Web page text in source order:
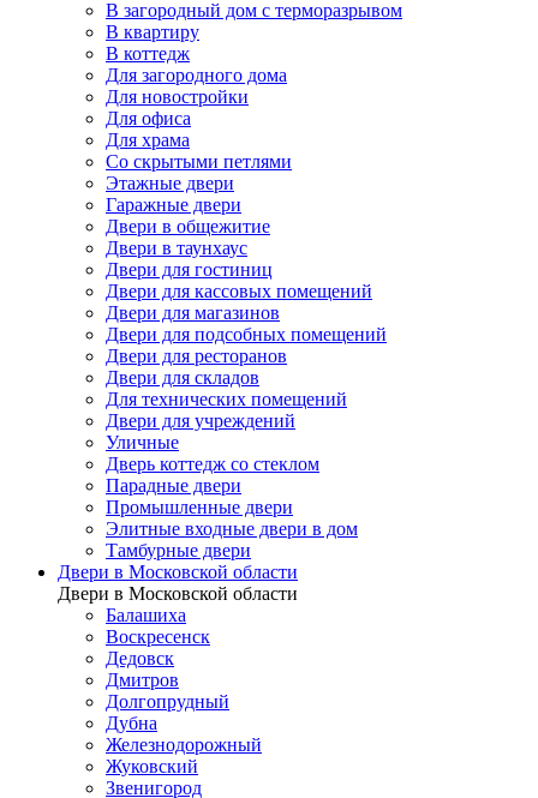
В загородный дом с терморазрывом
В квартиру
В коттедж
Для загородного дома
Для новостройки
Для офиса
Для храма
Со скрытыми петлями
Этажные двери
Гаражные двери
Двери в общежитие
Двери в таунхаус
Двери для гостиниц
Двери для кассовых помещений
Двери для магазинов
Двери для подсобных помещений
Двери для ресторанов
Двери для складов
Для технических помещений
Двери для учреждений
Уличные
Дверь коттедж со стеклом
Парадные двери
Промышленные двери
Элитные входные двери в дом
Тамбурные двери
Двери в Московской области
Двери в Московской области
Балашиха
Воскресенск
Дедовск
Дмитров
Долгопрудный
Дубна
Железнодорожный
Жуковский
Звенигород